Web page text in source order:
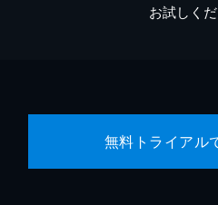
お試しくだ
無料トライアル